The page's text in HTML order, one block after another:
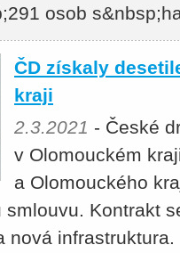
osob
ČD získaly
kraji
2.3.2021 - České
v Olomouckém
a Olomouckého
Kontrakt
nová